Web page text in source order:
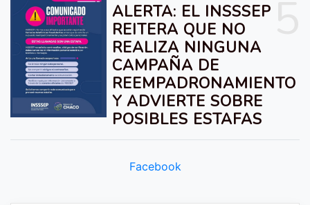
ALERTA: EL INSSSEP
REITERA QUE NO
REALIZA NINGUNA
CAMPAÑA DE
REEMPADRONAMIENTO
Y ADVIERTE SOBRE
POSIBLES ESTAFAS
Facebook